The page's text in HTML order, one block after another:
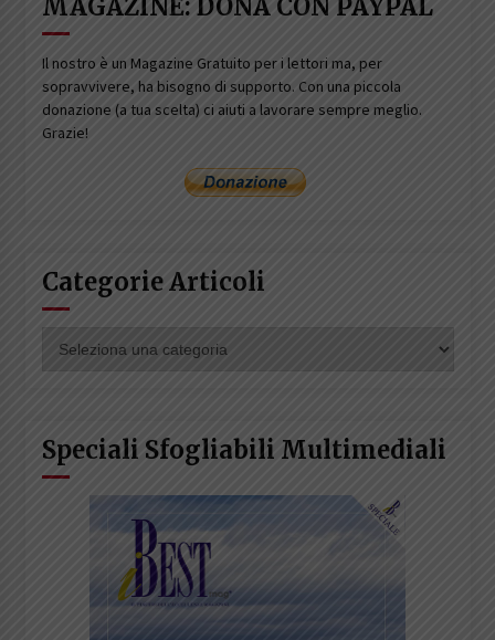
MAGAZINE: DONA CON PAYPAL
Il nostro è un Magazine Gratuito per i lettori ma, per
sopravvivere, ha bisogno di supporto. Con una piccola
donazione (a tua scelta) ci aiuti a lavorare sempre meglio.
Grazie!
Categorie Articoli
Articoli
Speciali Sfogliabili Multimediali